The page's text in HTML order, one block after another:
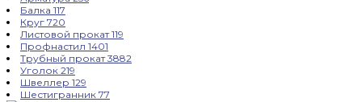
Балка 117
Круг 720
Листовой прокат119
Профнастил 1401
Трубный прокат3882
Уголок 219
Швеллер 129
Шестигранник 77